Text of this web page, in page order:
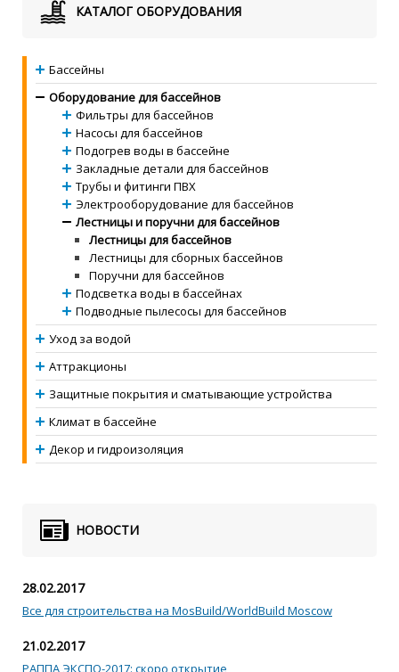
КАТАЛОГ ОБОРУДОВАНИЯ
Бассейны
Оборудование для бассейнов
Фильтры для бассейнов
Насосы для бассейнов
Подогрев воды в бассейне
Закладные детали для бассейнов
Трубы и фитинги ПВХ
Электрооборудование для бассейнов
Лестницы и поручни для бассейнов
Лестницы для бассейнов
Лестницы для сборных бассейнов
Поручни для бассейнов
Подсветка воды в бассейнах
Подводные пылесосы для бассейнов
Уход за водой
Аттракционы
Защитные покрытия и сматывающие устройства
Климат в бассейне
Декор и гидроизоляция
НОВОСТИ
28.02.2017
Все для строительства на MosBuild/WorldBuild Moscow
21.02.2017
РАППА ЭКСПО-2017: скоро открытие